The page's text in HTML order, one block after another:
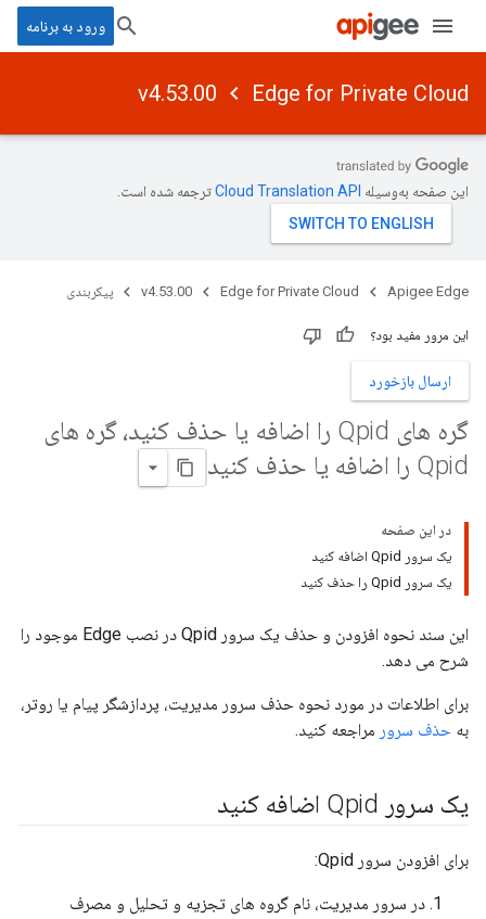
ورود به برنامه
Edge for Private Cloud
v4.53.00
این صفحه به‌وسیله ترجمه شده است.
Apigee Edge
Edge for Private Cloud
v4.53.00 پیکربندی
این مرور مفید بود؟
ارسال بازخورد
گره های Qpid را اضافه یا حذف کنید، گره های
Qpid را اضافه یا حذف کنید
در این صفحه
یک سرور Qpid اضافه کنید
یک سرور Qpid را حذف کنید
این سند نحوه افزودن و حذف یک سرور Qpid در نصب Edge موجود را
شرح می دهد.
برای اطلاعات در مورد نحوه حذف سرور مدیریت، پردازشگر پیام یا روتر،
به حذف سرور مراجعه کنید.
یک سرور Qpid اضافه کنید
برای افزودن سرور Qpid:
در سرور مدیریت، نام گروه های تجزیه و تحلیل و مصرف